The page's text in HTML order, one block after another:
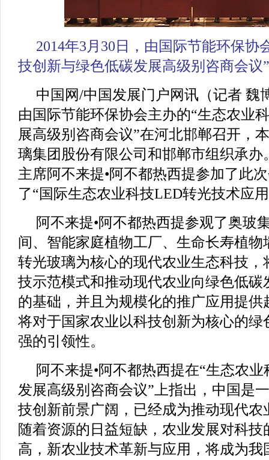
2014年3月30日，由国际节能环保协
技创新与绿色低碳发展高级别咨商会议
中国网/中国发展门户网讯（记者 魏
由国际节能环保协会主办的“生态农业
展高级别咨商会议”在河北邯郸召开，
璃集团股份有限公司和邯郸市组织承办
主席阿不来提•阿不都热西提参加了此
了“国际生态农业科技LED转光技术应
阿不来提•阿不都热西提参观了奥玻
间、智能家庭植物工厂、生命长寿植
转光玻璃为核心的现代农业生态科技，
技示范模式和推动现代农业向绿色低碳
的基础，并且为规模化的推广应用提
将对于国家农业以科技创新为核心的绿
强的引领性。
阿不来提•阿不都热西提在“生态农
发展高级别咨商会议”上指出，中国是
技创新前景广阔，已经成为推动现代农
随着资源的日益短缺，农业发展对科技
高，新农业技术革新与应用，将成为